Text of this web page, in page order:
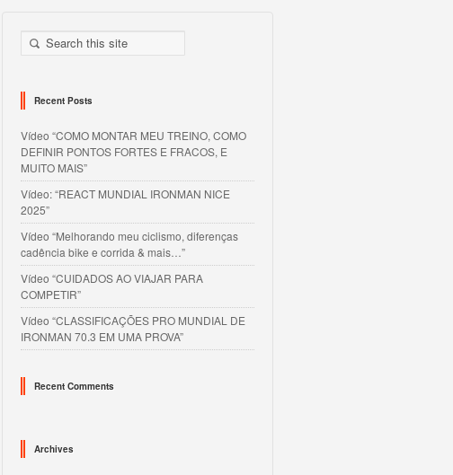
Recent Posts
Vídeo “COMO MONTAR MEU TREINO, COMO
DEFINIR PONTOS FORTES E FRACOS, E
MUITO MAIS”
Vídeo: “REACT MUNDIAL IRONMAN NICE
2025”
Vídeo “Melhorando meu ciclismo, diferenças
cadência bike e corrida & mais…”
Vídeo “CUIDADOS AO VIAJAR PARA
COMPETIR”
Vídeo “CLASSIFICAÇÕES PRO MUNDIAL DE
IRONMAN 70.3 EM UMA PROVA”
Recent Comments
Archives